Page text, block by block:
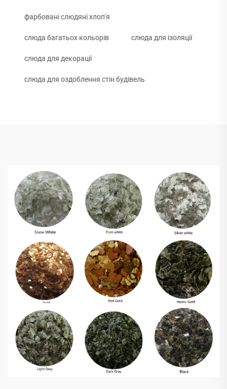
фарбовані слюдяні хлоп'я
слюда багатьох кольорів слюда для ізоляції
слюда для декорації
слюда для оздоблення стін будівель